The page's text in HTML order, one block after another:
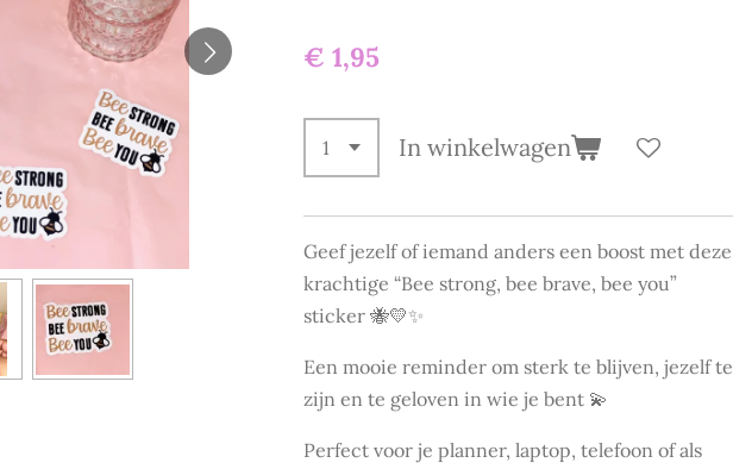
€ 1,95
In winkelwagen
Geef jezelf of iemand anders een boost met deze
krachtige “Bee strong, bee brave, bee you”
sticker 🐝💛✨
Een mooie reminder om sterk te blijven, jezelf te
zijn en te geloven in wie je bent 💫
Perfect voor je planner, laptop, telefoon of als